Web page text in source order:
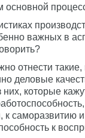
важных в
отнести такие,
деловые
них, которые
к саморазвитию
к